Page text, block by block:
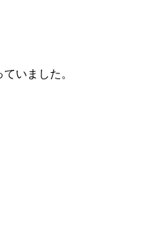
いました。